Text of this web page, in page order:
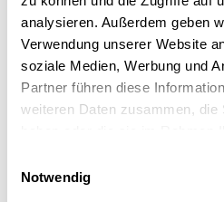
analysieren. Außerdem geben
Verwendung unserer Website
soziale Medien, Werbung und
Partner führen diese
weiteren Daten zusammen, die
Notwendig
Demecan Core Moonbow 27/
Bestrahlung: Unbestrahlt
Strain: Moonbow 112 IX
Terpene: Alpha-Humulen, Beta-